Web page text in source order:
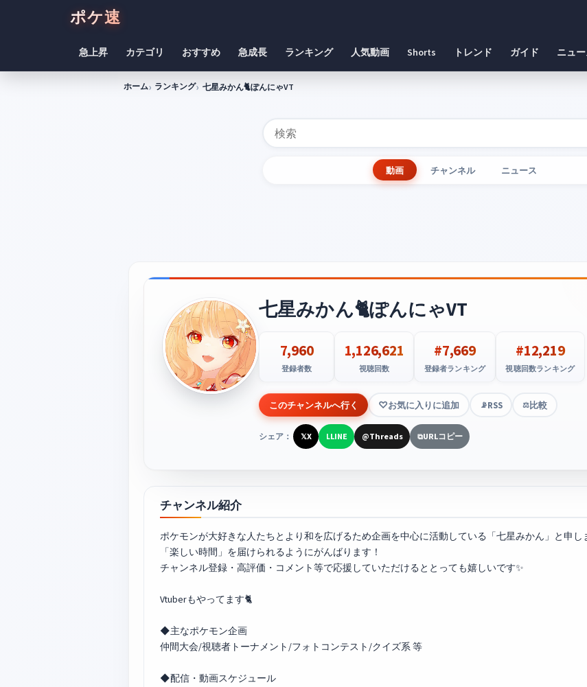
ポケ速
急上昇 カテゴリ おすすめ 急成長 ランキング 人気動画 Shorts トレンド ガイド ニュ
ホーム ランキング 七星みかん🐈ぽんにゃVT
動画 チャンネル ニュース
七星みかん🐈ぽんにゃVT
7,960
登録者数
1,126,621
視聴回数
#7,669
登録者ランキング
#12,219
視聴回数ランキング
このチャンネルへ行く お気に入りに追加 📡RSS ⚖️比較
シェア： 𝕏X LLINE @Threads ⧉URLコピー
チャンネル紹介
ポケモンが大好きな人たちとより和を広げるため企画を中心に活動している「七星みかん」と申し
「楽しい時間」を届けられるようにがんばります！
チャンネル登録・高評価・コメント等で応援していただけるととっても嬉しいです✨
Vtuberもやってます🐈
◆主なポケモン企画
仲間大会/視聴者トーナメント/フォトコンテスト/クイズ系 等
◆配信・動画スケジュール